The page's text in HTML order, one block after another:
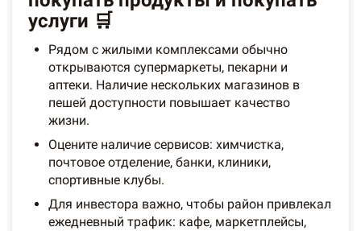
услуги 🛒
Рядом с жилыми комплексами обычно
открываются супермаркеты, пекарни и
аптеки. Наличие нескольких магазинов в
пешей доступности повышает качество
жизни.
Оцените наличие сервисов: химчистка,
почтовое отделение, банки, клиники,
спортивные клубы.
Для инвестора важно, чтобы район привлекал
ежедневный трафик: кафе, маркетплейсы,